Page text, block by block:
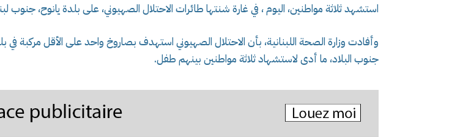
استشهد ثلاثة مواطنين، اليوم ، في غارة شنتها طائرات الاحتلال الصهيوني، على بلدة يانوح، جنوب
وأفادت وزارة الصحة اللبنانية، بأن الاحتلال الصهيوني استهدف بصاروخ واحد على الأقل مركبة في
جنوب البلاد، ما أدى لاستشهاد ثلاثة مواطنين بينهم طفل.